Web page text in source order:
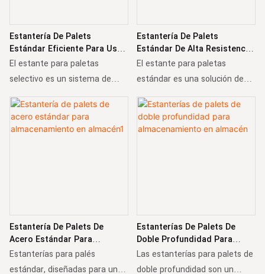
Estantería De Palets
Estándar Eficiente Para Uso
Industrial
El estante para paletas
selectivo es un sistema de
estanterías versátil y
ampliamente utilizado, que
ofrece fácil acceso a cada
producto es perfecto para
almacenar una variedad de
productos en almacenes.
Estantería De Palets
Estándar De Alta Resistencia
Para Un Almacenamiento
Optimizado
El estante para paletas
estándar es una solución de
almacenamiento confiable y
flexible diseñada para
optimizar las operaciones del
productos paletizados.
Estantería De Palets De
Acero Estándar Para
Almacenamiento En Almacén1
Estanterías para palés
estándar, diseñadas para una
Estanterías De Palets De
Doble Profundidad Para
Almacenamiento En Almacén
Las estanterías para palets de
doble profundidad son un